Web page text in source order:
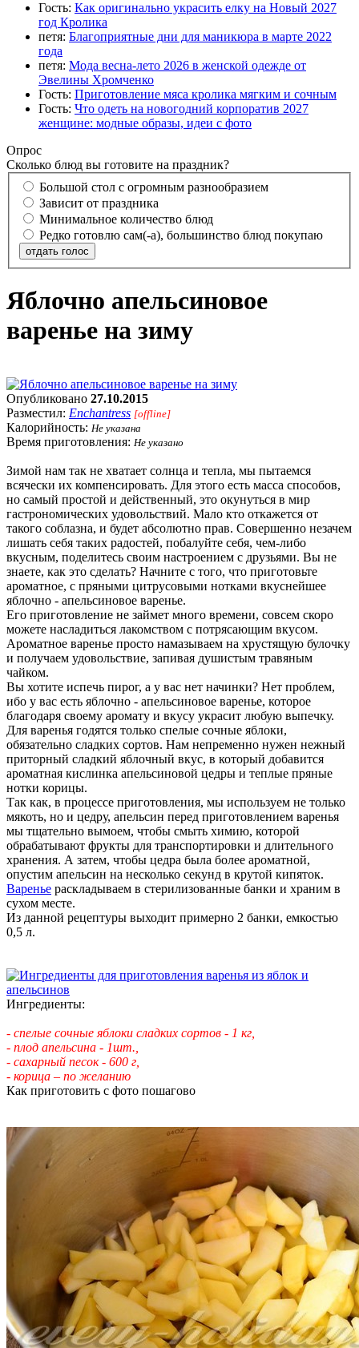
Гость: Как оригинально украсить елку на Новый 2027
год Кролика
петя: Благоприятные дни для маникюра в марте 2022
года
петя: Мода весна-лето 2026 в женской одежде от
Эвелины Хромченко
Гость: Приготовление мяса кролика мягким и сочным
Гость: Что одеть на новогодний корпоратив 2027
женщине: модные образы, идеи с фото
Опрос
Сколько блюд вы готовите на праздник?
Большой стол с огромным разнообразием
Зависит от праздника
Минимальное количество блюд
Редко готовлю сам(-а), большинство блюд покупаю
отдать голос
Яблочно апельсиновое
варенье на зиму
Опубликовано 27.10.2015
Разместил: Enchantress [offline]
Калорийность: Не указана
Время приготовления: Не указано
Зимой нам так не хватает солнца и тепла, мы пытаемся
всячески их компенсировать. Для этого есть масса способов,
но самый простой и действенный, это окунуться в мир
гастрономических удовольствий. Мало кто откажется от
такого соблазна, и будет абсолютно прав. Совершенно незачем
лишать себя таких радостей, побалуйте себя, чем-либо
вкусным, поделитесь своим настроением с друзьями. Вы не
знаете, как это сделать? Начните с того, что приготовьте
ароматное, с пряными цитрусовыми нотками вкуснейшее
яблочно - апельсиновое варенье.
Его приготовление не займет много времени, совсем скоро
можете насладиться лакомством с потрясающим вкусом.
Ароматное варенье просто намазываем на хрустящую булочку
и получаем удовольствие, запивая душистым травяным
чайком.
Вы хотите испечь пирог, а у вас нет начинки? Нет проблем,
ибо у вас есть яблочно - апельсиновое варенье, которое
благодаря своему аромату и вкусу украсит любую выпечку.
Для варенья годятся только спелые сочные яблоки,
обязательно сладких сортов. Нам непременно нужен нежный
приторный сладкий яблочный вкус, в который добавится
ароматная кислинка апельсиновой цедры и теплые пряные
нотки корицы.
Так как, в процессе приготовления, мы используем не только
мякоть, но и цедру, апельсин перед приготовлением варенья
мы тщательно вымоем, чтобы смыть химию, которой
обрабатывают фрукты для транспортировки и длительного
хранения. А затем, чтобы цедра была более ароматной,
опустим апельсин на несколько секунд в крутой кипяток.
Варенье раскладываем в стерилизованные банки и храним в
сухом месте.
Из данной рецептуры выходит примерно 2 банки, емкостью
0,5 л.
Ингредиенты:
- спелые сочные яблоки сладких сортов - 1 кг,
- плод апельсина - 1шт.,
- сахарный песок - 600 г,
- корица – по желанию
Как приготовить с фото пошагово